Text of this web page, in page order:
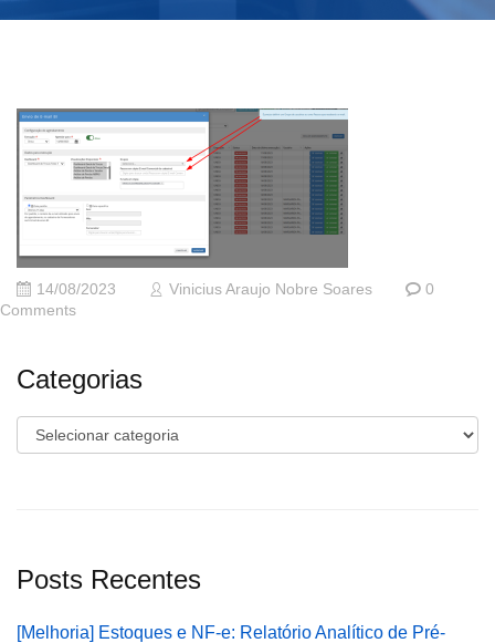
14/08/2023 Vinicius Araujo Nobre Soares
0
Comments
Categorias
Categorias
Posts Recentes
[Melhoria] Estoques e NF-e: Relatório Analítico de Pré-